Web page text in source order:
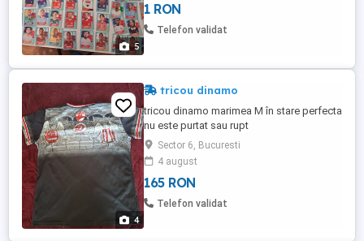
5
1 RON
Telefon validat
4
tricou dinamo
tricou dinamo marimea M în stare perfecta
nu este purtat sau rupt
Sector 6, Bucuresti
4 august
165 RON
Telefon validat